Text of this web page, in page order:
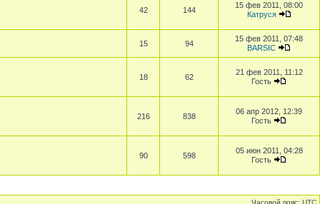
42 144
15 фев 2011, 08:00
Катруся
15 94
15 фев 2011, 07:48
BARSIC
18 62
21 фев 2011, 11:12
Гость
216 838
06 апр 2012, 12:39
Гость
90 598
05 июн 2011, 04:28
Гость
Часовой пояс: UTC